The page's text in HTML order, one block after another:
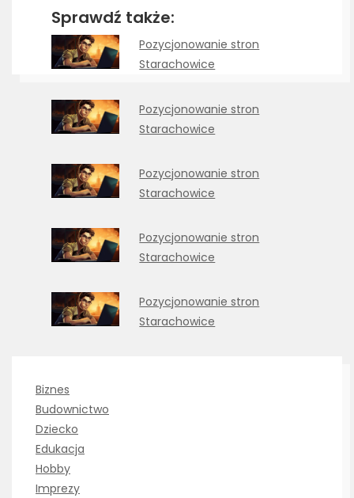
Sprawdź także:
Pozycjonowanie stron
Starachowice
Pozycjonowanie stron
Starachowice
Pozycjonowanie stron
Starachowice
Pozycjonowanie stron
Starachowice
Pozycjonowanie stron
Starachowice
Biznes
Budownictwo
Dziecko
Edukacja
Hobby
Imprezy